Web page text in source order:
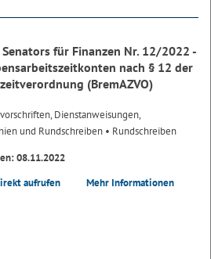
für Finanzen Nr. 12/2022 -
nach § 12 der
(BremAZVO)
Dienstanweisungen,
und Rundschreiben • Rundschreiben
08.11.2022
aufrufen Mehr Informationen